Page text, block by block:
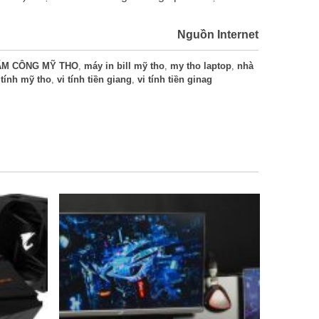
Nguồn Internet
CÔNG MỸ THO, máy in bill mỹ tho, my tho laptop, nhà
mỹ tho, vi tính tiền giang, vi tính tiền ginag